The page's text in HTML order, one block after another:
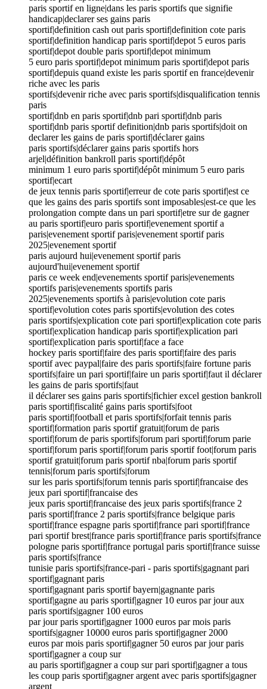
paris sportif en ligne|dans les paris sportifs que signifie
handicap|declarer ses gains paris
sportif|definition cash out paris sportif|definition cote paris
sportif|definition handicap paris sportif|depot 5 euros paris
sportif|depot double paris sportif|depot minimum
5 euro paris sportif|depot minimum paris sportif|depot paris
sportif|depuis quand existe les paris sportif en france|devenir
riche avec les paris
sportifs|devenir riche avec paris sportifs|disqualification tennis
paris
sportif|dnb en paris sportif|dnb pari sportif|dnb paris
sportif|dnb paris sportif definition|dnb paris sportifs|doit on
declarer les gains de paris sportif|déclarer gains
paris sportifs|déclarer gains paris sportifs hors
arjel|définition bankroll paris sportif|dépôt
minimum 1 euro paris sportif|dépôt minimum 5 euro paris
sportif|ecart
de jeux tennis paris sportif|erreur de cote paris sportif|est ce
que les gains des paris sportifs sont imposables|est-ce que les
prolongation compte dans un pari sportif|etre sur de gagner
au paris sportif|euro paris sportif|evenement sportif a
paris|evenement sportif paris|evenement sportif paris
2025|evenement sportif
paris aujourd hui|evenement sportif paris
aujourd'hui|evenement sportif
paris ce week end|evenements sportif paris|evenements
sportifs paris|evenements sportifs paris
2025|evenements sportifs à paris|evolution cote paris
sportif|evolution cotes paris sportifs|evolution des cotes
paris sportifs|explication cote pari sportif|explication cote paris
sportif|explication handicap paris sportif|explication pari
sportif|explication paris sportif|face a face
hockey paris sportif|faire des paris sportif|faire des paris
sportif avec paypal|faire des paris sportifs|faire fortune paris
sportifs|faire un pari sportif|faire un paris sportif|faut il déclarer
les gains de paris sportifs|faut
il déclarer ses gains paris sportifs|fichier excel gestion bankroll
paris sportif|fiscalité gains paris sportifs|foot
paris sportif|football et paris sportifs|forfait tennis paris
sportif|formation paris sportif gratuit|forum de paris
sportif|forum de paris sportifs|forum pari sportif|forum parie
sportif|forum paris sportif|forum paris sportif foot|forum paris
sportif gratuit|forum paris sportif nba|forum paris sportif
tennis|forum paris sportifs|forum
sur les paris sportifs|forum tennis paris sportif|francaise des
jeux pari sportif|francaise des
jeux paris sportif|francaise des jeux paris sportifs|france 2
paris sportif|france 2 paris sportifs|france belgique paris
sportif|france espagne paris sportif|france pari sportif|france
pari sportif brest|france paris sportif|france paris sportifs|france
pologne paris sportif|france portugal paris sportif|france suisse
paris sportifs|france
tunisie paris sportifs|france-pari - paris sportifs|gagnant pari
sportif|gagnant paris
sportif|gagnant paris sportif bayern|gagnante paris
sportif|gagne au paris sportif|gagner 10 euros par jour aux
paris sportifs|gagner 100 euros
par jour paris sportif|gagner 1000 euros par mois paris
sportifs|gagner 10000 euros paris sportif|gagner 2000
euros par mois paris sportif|gagner 50 euros par jour paris
sportif|gagner a coup sur
au paris sportif|gagner a coup sur pari sportif|gagner a tous
les coup paris sportif|gagner argent avec paris sportifs|gagner
argent